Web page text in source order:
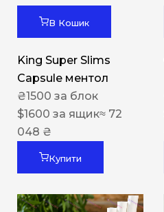
В Кошик
King Super Slims
Capsule ментол
₴1500 за блок
$1600 за ящик≈ 72
048 ₴
Купити